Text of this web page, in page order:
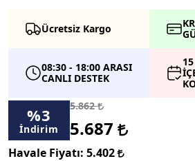
Ücretsiz Kargo
08:30 - 18:00 ARASI
CANLI DESTEK
%3
İndirim
5.862
5.687
Havale Fiyatı: 5.402